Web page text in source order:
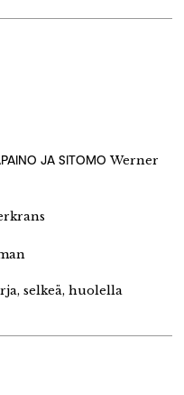
JA SITOMOWerner
selkeä, huolella